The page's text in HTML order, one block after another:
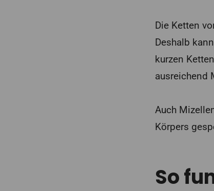
Die Ketten
Deshalb
kurzen
ausreichend
Auch
Körpers
So